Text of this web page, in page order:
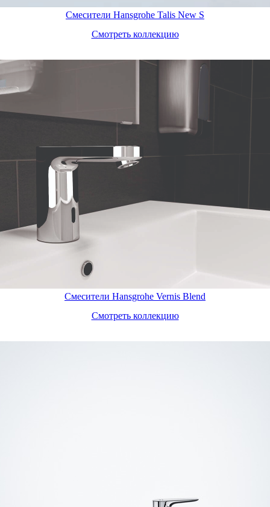
Смесители Hansgrohe Talis New S
Смотреть коллекцию
Смесители Hansgrohe Vernis Blend
Смотреть коллекцию